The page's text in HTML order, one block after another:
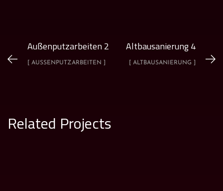
Außenputzarbeiten 2
[ AUSSENPUTZARBEITEN ]
Altbausanierung 4
[ ALTBAUSANIERUNG ]
Related Projects
Außenputzarbeiten 2